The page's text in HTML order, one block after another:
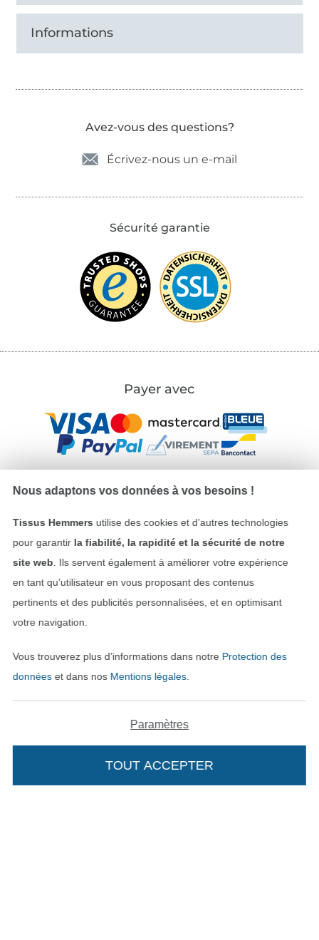
Informations
Avez-vous des questions?
Écrivez-nous un e-mail
Sécurité garantie
Payer avec
CGV
Droit de rétractation
Passer à la boutique allemande
Nous adaptons vos données à vos besoins !
Tissus Hemmers utilise des cookies et d’autres technologies
pour garantir la fiabilité, la rapidité et la sécurité de notre
site web . Ils servent également à améliorer votre expérience
en tant qu’utilisateur en vous proposant des contenus
pertinents et des publicités personnalisées, et en optimisant
votre navigation.
Vous trouverez plus d’informations dans notre Protection des
donnéeset dans nos Mentions légales.
Paramètres
TOUT ACCEPTER